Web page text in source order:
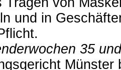
und in
35
Münster